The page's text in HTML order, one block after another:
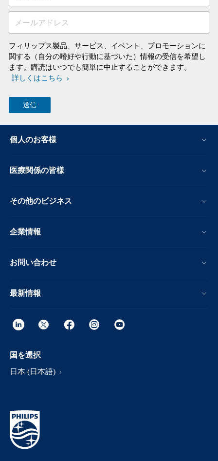
メールアドレス
フィリップス製品、サービス、イベント、プロモーションに
関する（自分の嗜好や行動に基づいた）情報の受信を希望し
ます。購読はいつでも簡単に中止することができます。
詳しくはこちら
個人のお客様
医療関係の皆様
その他のビジネス
企業情報
お問い合わせ
最新情報
国を選択
日本 (日本語)